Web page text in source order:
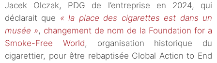
Jacek Olczak, PDG de l’entreprise en 2024, qui
déclarait que « la place des cigarettes est dans un
musée », changement de nom de la Foundation for a
Smoke-Free World, organisation historique du
cigarettier, pour être rebaptisée Global Action to End